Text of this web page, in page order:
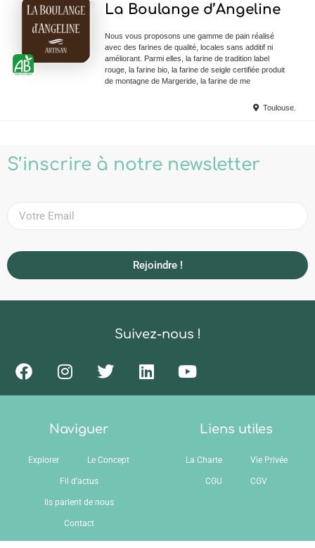
La Boulange d’Angeline
Nous vous proposons une gamme de pain réalisé
avec des farines de qualité, locales sans additif ni
améliorant. Parmi elles, la farine de tradition label
rouge, la farine bio, la farine de seigle certifiée produit
de montagne de Margeride, la farine de me
Toulouse.
S’inscrire à notre newsletter
Rejoindre !
Suivez-nous !
Naviguer
Explorer Le Concept
Fil d’actus
Ils parlent de nous
Contact
Liens utiles
La Charte Vie Privée
CGU CGV